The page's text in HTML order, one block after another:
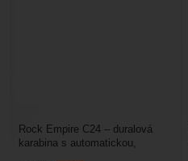
Rock Empire C24 – duralová
karabina s automatickou,